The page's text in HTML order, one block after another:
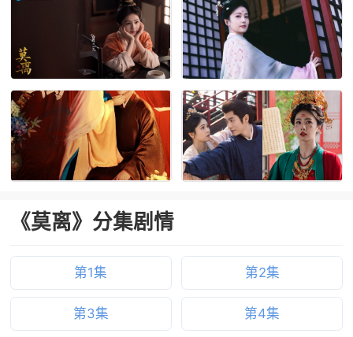
《莫离》分集剧情
第1集 第2集
第3集 第4集